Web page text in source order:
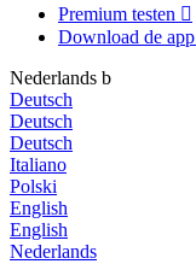
Premium testen 
Download de app
Nederlands b
Deutsch
Deutsch
Deutsch
Italiano
Polski
English
English
Nederlands